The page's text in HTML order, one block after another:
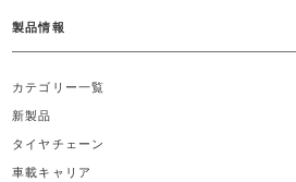
製品情報
カテゴリー一覧
新製品
タイヤチェーン
車載キャリア